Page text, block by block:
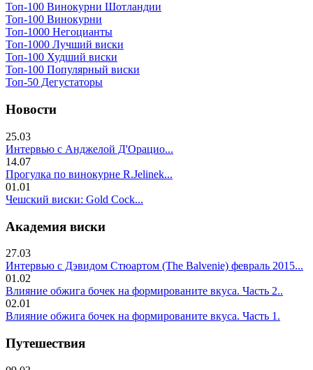
Топ-100 Винокурни Шотландии
Топ-100 Винокурни
Топ-1000 Негоцианты
Топ-1000 Лучший виски
Топ-100 Худший виски
Топ-100 Популярный виски
Топ-50 Дегустаторы
Новости
25.03
Интервью с Анджелой Д'Орацио...
14.07
Прогулка по винокурне R.Jelinek...
01.01
Чешский виски: Gold Cock...
Академия виски
27.03
Интервью с Дэвидом Стюартом (The Balvenie) февраль 2015...
01.02
Влияние обжига бочек на формированите вкуса. Часть 2..
02.01
Влияние обжига бочек на формированите вкуса. Часть 1.
Путешествия